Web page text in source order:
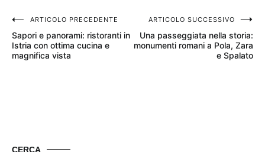
Post
navigation
ARTICOLO PRECEDENTE
Sapori e panorami: ristoranti in
Istria con ottima cucina e
magnifica vista
ARTICOLO SUCCESSIVO
Una passeggiata nella storia:
monumenti romani a Pola, Zara
e Spalato
CERCA